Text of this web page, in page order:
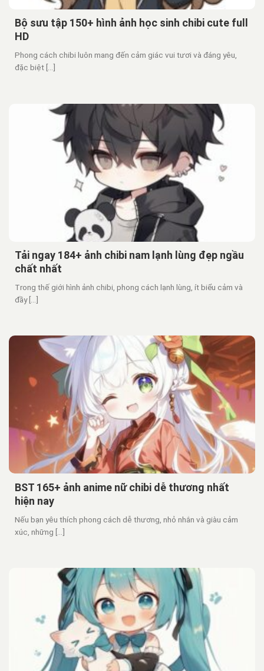
Bộ sưu tập 150+ hình ảnh học sinh chibi cute full
HD
Phong cách chibi luôn mang đến cảm giác vui tươi và đáng yêu,
đặc biệt [...]
Tải ngay 184+ ảnh chibi nam lạnh lùng đẹp ngầu
chất nhất
Trong thế giới hình ảnh chibi, phong cách lạnh lùng, ít biểu cảm và
đầy [...]
BST 165+ ảnh anime nữ chibi dễ thương nhất
hiện nay
Nếu bạn yêu thích phong cách dễ thương, nhỏ nhắn và giàu cảm
xúc, những [...]